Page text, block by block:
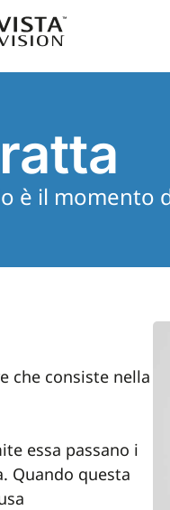
è il momento
che consiste nella
essa passano i
Quando questa